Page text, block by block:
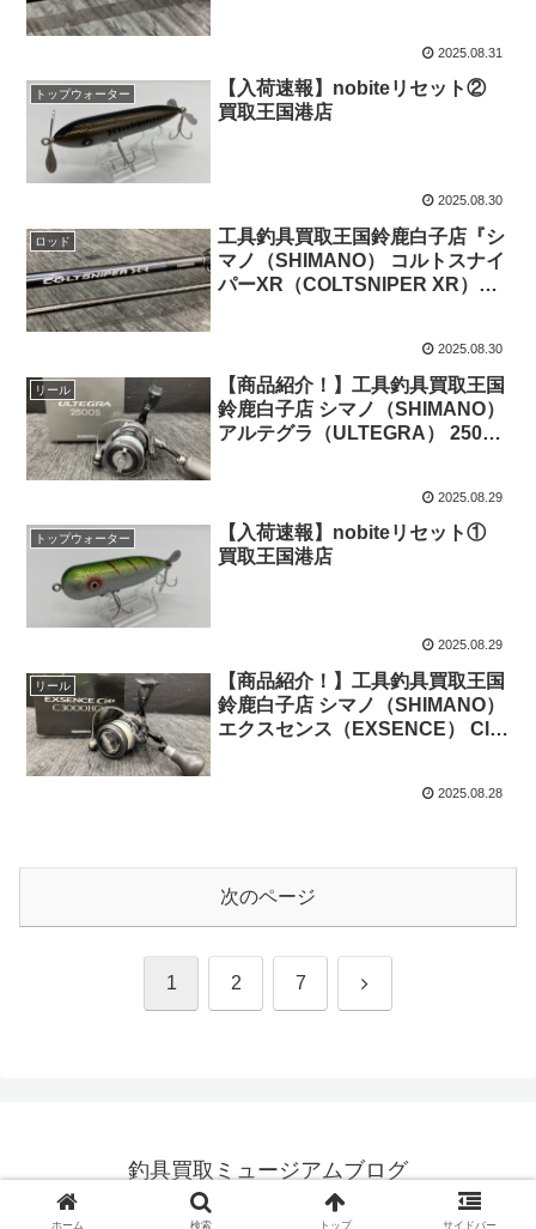
2025.08.31
トップウォーター
【入荷速報】nobiteリセット②
買取王国港店
2025.08.30
ロッド
工具釣具買取王国鈴鹿白子店『シ
マノ（SHIMANO） コルトスナイ
パーXR（COLTSNIPER XR）
2025.08.30
リール
【商品紹介！】工具釣具買取王国
鈴鹿白子店 シマノ（SHIMANO）
アルテグラ（ULTEGRA） 2500S
2025.08.29
トップウォーター
【入荷速報】nobiteリセット①
買取王国港店
2025.08.29
リール
【商品紹介！】工具釣具買取王国
鈴鹿白子店 シマノ（SHIMANO）
エクスセンス（EXSENCE） Cl4
2025.08.28
次のページ
1 2 7 次
釣具買取ミュージアムブログ
© 2025 釣具買取ミュージアムブログ.
ホーム 検索 トップ サイドバー